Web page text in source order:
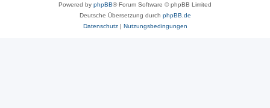
Powered by phpBB® Forum Software © phpBB Limited
Deutsche Übersetzung durch phpBB.de
Datenschutz| Nutzungsbedingungen